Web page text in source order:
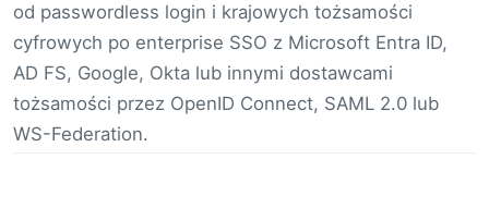
od passwordless login i krajowych tożsamości
cyfrowych po enterprise SSO z Microsoft Entra ID,
AD FS, Google, Okta lub innymi dostawcami
tożsamości przez OpenID Connect, SAML 2.0 lub
WS-Federation.